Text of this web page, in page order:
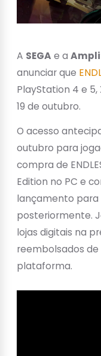
A SEGA e a
anunciar que
PlayStation 4 e 5,
19 de outubro.
O acesso
outubro para
compra de
Edition no PC e
lançamento para
posteriormente.
lojas digitais na
reembolsados
plataforma.